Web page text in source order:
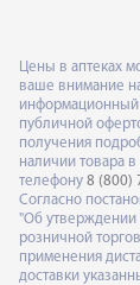
Цены в аптеках
ваше внимание
информационный
публичной
получения
наличии товара
телефону 8 (800)
Согласно
"Об утверждении
розничной
применения
доставки